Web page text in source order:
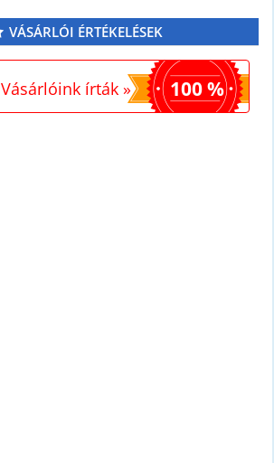
VÁSÁRLÓI ÉRTÉKELÉSEK
Vásárlóink írták » 100 %